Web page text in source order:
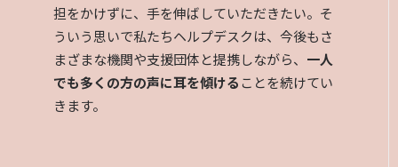
担をかけずに、手を伸ばしていただきたい。そ
ういう思いで私たちヘルプデスクは、今後もさ
まざまな機関や支援団体と提携しながら、 一人
でも多くの方の声に耳を傾けることを続けてい
きます。